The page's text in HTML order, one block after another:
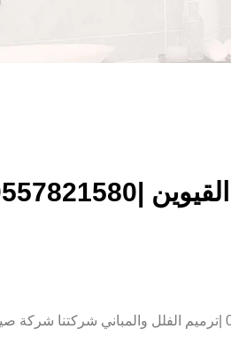
شركة صيانة عامة في ام القيوين |0557821580 |ترميم الفلل والمباني شركتنا